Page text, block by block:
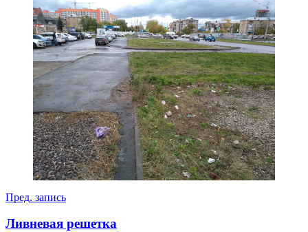
Навигация
по
Пред. запись
Ливневая решетка